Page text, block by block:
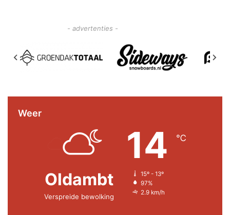
- advertenties -
Weer
Oldambt
Verspreide bewolking
14 ℃
15º - 13º
97%
2.9 km/h